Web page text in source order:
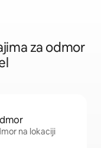
za odmor
na lokaciji